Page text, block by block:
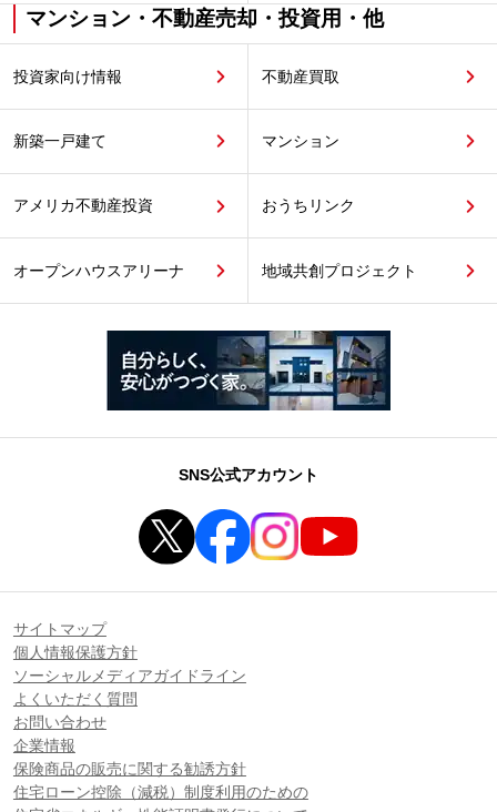
マンション・不動産売却・投資用・他
投資家向け情報 不動産買取
新築一戸建て マンション
アメリカ不動産投資 おうちリンク
オープンハウスアリーナ 地域共創プロジェクト
SNS公式アカウント
サイトマップ
個人情報保護方針
ソーシャルメディアガイドライン
よくいただく質問
お問い合わせ
企業情報
保険商品の販売に関する勧誘方針
住宅ローン控除（減税）制度利用のための